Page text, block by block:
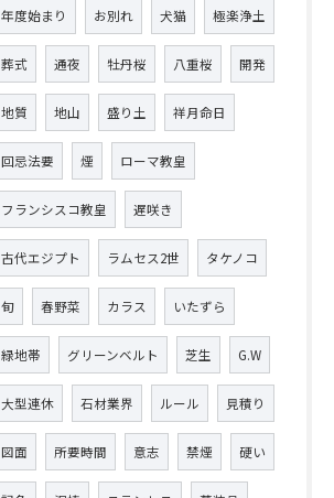
年度始まり お別れ 犬猫 極楽浄土
葬式 通夜 牡丹桜 八重桜 開発
地質 地山 盛り土 祥月命日
回忌法要 煙 ローマ教皇
フランシスコ教皇 遅咲き
古代エジプト ラムセス2世 タケノコ
旬 春野菜 カラス いたずら
緑地帯 グリーンベルト 芝生 G.W
大型連休 石材業界 ルール 見積り
図面 所要時間 意志 禁煙 硬い